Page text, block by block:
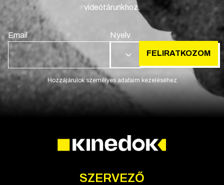
videótárunkhoz.
Email Nyelv
HU FELIRATKOZOM
Hozzájárulok személyes adataim kezeléséhez
SZERVEZŐ